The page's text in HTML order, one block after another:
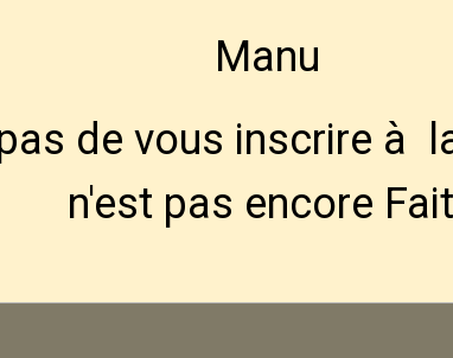
Manu
de vous inscrire à
n'est pas encore